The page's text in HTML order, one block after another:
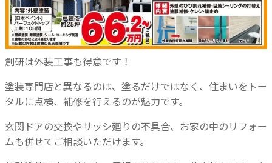
創研は外装工事も得意です！
塗装専門店と異なるのは、塗るだけではなく、住まいをトー
タルに点検、補修を行えるのが魅力です。
玄関ドアの交換やサッシ廻りの不具合、お家の中のリフォー
ムも併せてご相談いただけます。